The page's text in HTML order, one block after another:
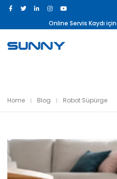
Online Servis Kaydı için
Home Blog Robot Süpürge